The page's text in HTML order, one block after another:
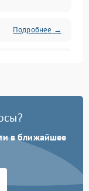
Подробнее →
Подробнее →
в ближайшее